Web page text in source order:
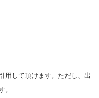
用して頂けます。ただし、出
。